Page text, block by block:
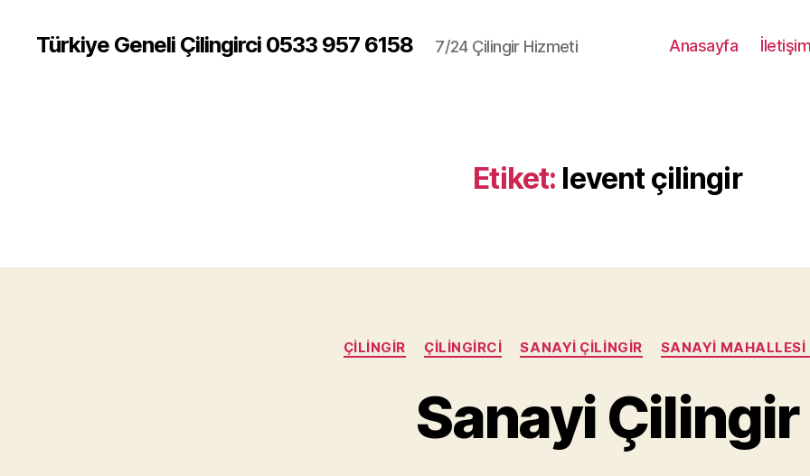
Türkiye Geneli Çilingirci 0533 957 6158 7/24 Çilingir Hizmeti Anasayfa
Etiket: levent çilingir
Kategoriler
ÇILINGIR ÇILINGIRCI SANAYI ÇILINGIR SANAYI MAHALLESI
Sanayi Çilingir